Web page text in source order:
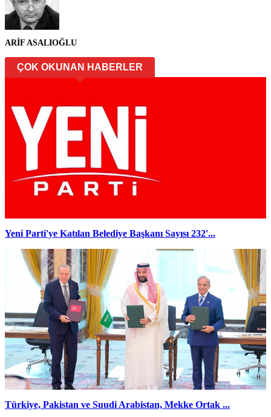
ARİF ASALIOĞLU
ÇOK OKUNAN HABERLER
Yeni Parti'ye Katılan Belediye Başkanı Sayısı 232'...
Türkiye, Pakistan ve Suudi Arabistan, Mekke Ortak ...